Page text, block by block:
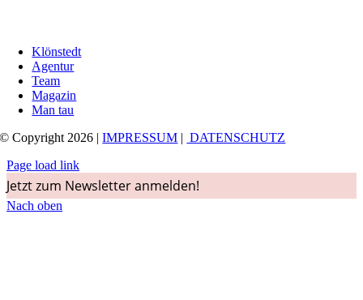
Klönstedt
Agentur
Team
Magazin
Man tau
© Copyright 2026 |IMPRESSUM
DATENSCHUTZ
Page load link
Jetzt zum Newsletter anmelden!
Nach oben